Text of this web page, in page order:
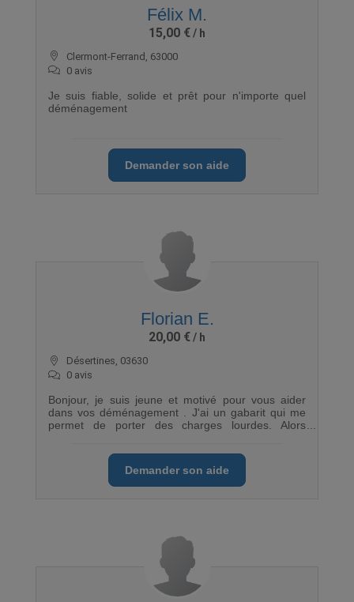
Félix M.
15,00 €
Clermont-Ferrand, 63000
0 avis
Je suis fiable, solide et prêt pour n'importe quel
déménagement
Demander son aide
Florian E.
20,00 €
Désertines, 03630
0 avis
Bonjour, je suis jeune et motivé pour vous aider
dans vos déménagement . J'ai un gabarit qui me
permet de porter des charges lourdes. Alors
Demander son aide